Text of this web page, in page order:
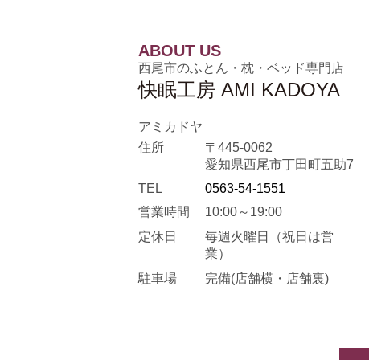
ABOUT US
西尾市のふとん・枕・ベッド専門店
快眠工房 AMI KADOYA
アミカドヤ
住所
〒445-0062
愛知県西尾市丁田町五助7
TEL
0563-54-1551
営業時間
10:00～19:00
定休日
毎週火曜日
（祝日は営
業）
駐車場
完備(店舗横・店舗裏)